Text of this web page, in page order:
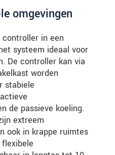
omgevingen
controller in een
systeem ideaal voor
De controller kan via
worden
stabiele
de passieve koeling.
extreem
ook in krappe ruimtes